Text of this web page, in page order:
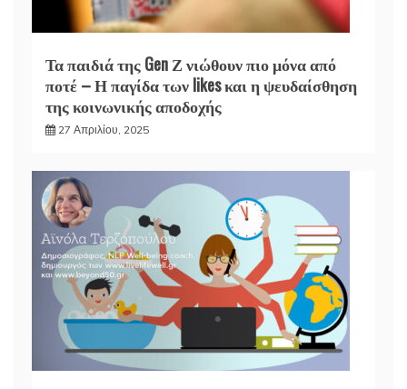
Τα παιδιά της Gen Ζ νιώθουν πιο μόνα από
ποτέ – Η παγίδα των likes και η ψευδαίσθηση
της κοινωνικής αποδοχής
27 Απριλίου, 2025